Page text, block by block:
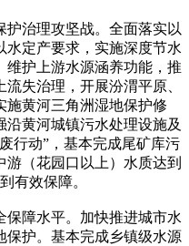
治理攻坚战。全面落实以
水定产要求，实施深度节水
维护上游水源涵养功能，推
失治理，开展汾渭平原、
施黄河三角洲湿地保护修
黄河城镇污水处理设施及
行动”，基本完成尾矿库污
游（花园口以上）水质达到
有效保障。
障水平。加快推进城市水
保护。基本完成乡镇级水源